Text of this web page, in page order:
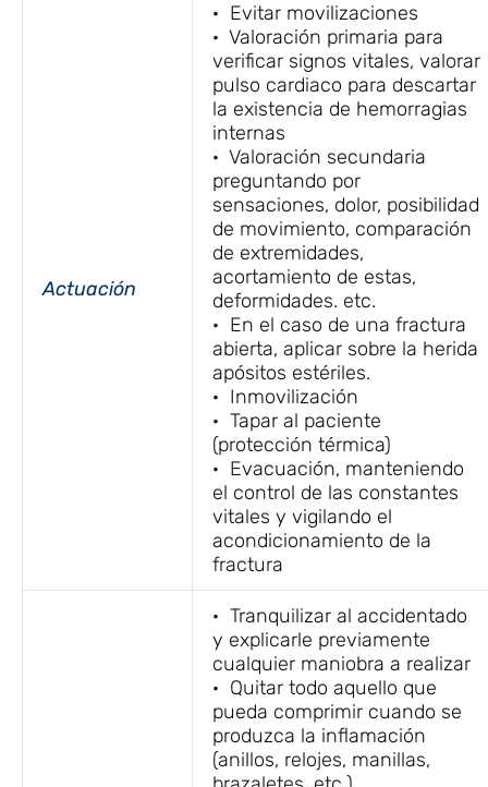
Actuación
· Evitar movilizaciones
· Valoración primaria para
verificar signos vitales, valorar
pulso cardiaco para descartar
la existencia de hemorragias
internas
· Valoración secundaria
preguntando por
sensaciones, dolor, posibilidad
de movimiento, comparación
de extremidades,
acortamiento de estas,
deformidades. etc.
· En el caso de una fractura
abierta, aplicar sobre la herida
apósitos estériles.
· Inmovilización
· Tapar al paciente
(protección térmica)
· Evacuación, manteniendo
el control de las constantes
vitales y vigilando el
acondicionamiento de la
fractura
· Tranquilizar al accidentado
y explicarle previamente
cualquier maniobra a realizar
· Quitar todo aquello que
pueda comprimir cuando se
produzca la inflamación
(anillos, relojes, manillas,